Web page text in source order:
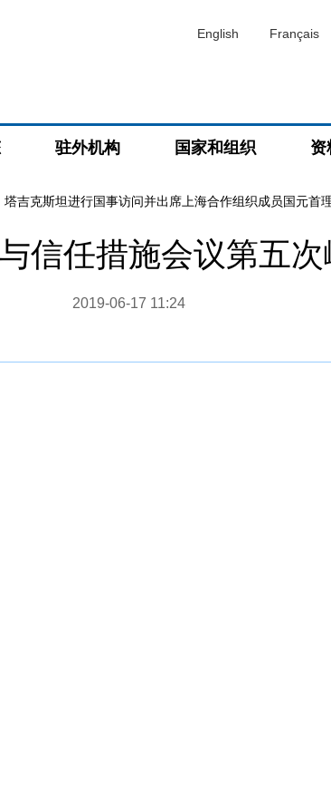
English Français
驻外机构 国家和组织 资
吉克斯坦进行国事访问并出席上海合作组织成员国元
信任措施会议第五
2019-06-17 11:24